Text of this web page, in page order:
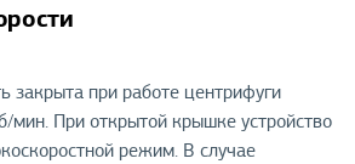
при работе центрифуги
мин. При открытой крышке устройство
режим. В случае